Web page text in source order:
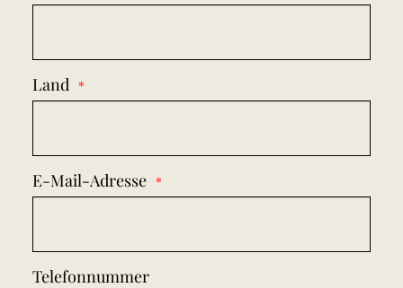
Land
E-Mail-Adresse
Telefonnummer